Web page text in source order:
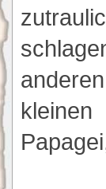
kleinen